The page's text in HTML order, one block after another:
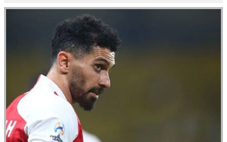
بنزین برای دولت چقدر تمام می شود؟
درصد افزایش می دهند